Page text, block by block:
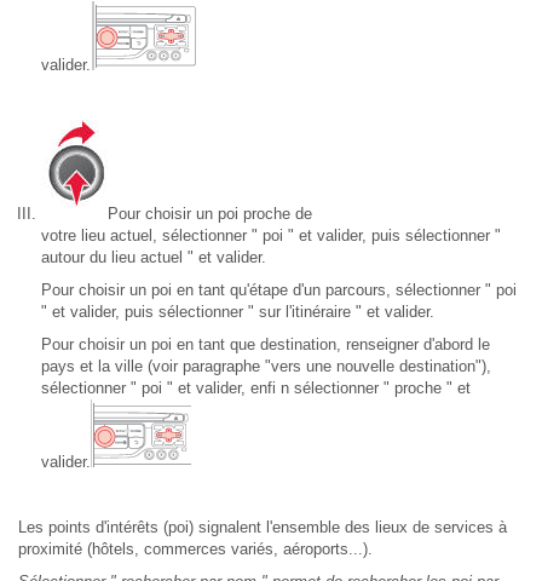
valider.
Pour choisir un poi proche de
votre lieu actuel, sélectionner " poi " et valider, puis sélectionner "
autour du lieu actuel " et valider.
Pour choisir un poi en tant qu'étape d'un parcours, sélectionner " poi
" et valider, puis sélectionner " sur l'itinéraire " et valider.
Pour choisir un poi en tant que destination, renseigner d'abord le
pays et la ville (voir paragraphe "vers une nouvelle destination"),
sélectionner " poi " et valider, enfi n sélectionner " proche " et
valider.
Les points d'intérêts (poi) signalent l'ensemble des lieux de services à
proximité (hôtels, commerces variés, aéroports...).